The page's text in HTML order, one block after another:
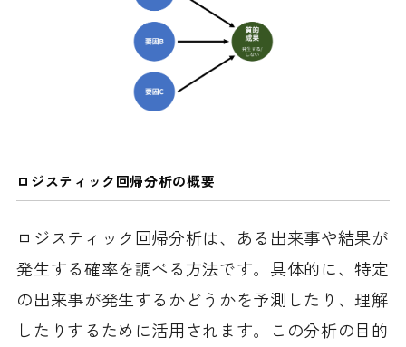
ロジスティック回帰分析の概要
ロジスティック回帰分析は、ある出来事や結果が
発生する確率を調べる方法です。具体的に、特定
の出来事が発生するかどうかを予測したり、理解
したりするために活用されます。この分析の目的